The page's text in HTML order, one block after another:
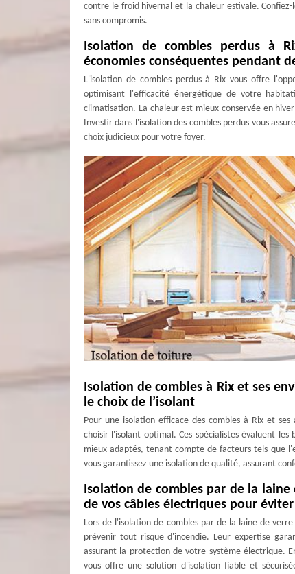
contre le froid hivernal et la chaleur estivale.
sans compromis.
Isolation de combles perdus à
économies conséquentes pendant
L'isolation de combles perdus à Rix vous offre
optimisant l'efficacité énergétique de votre
climatisation. La chaleur est mieux conservée en
Investir dans l'isolation des combles perdus vous
choix judicieux pour votre foyer.
Isolation de combles à Rix et ses
le choix de l’isolant
Pour une isolation efficace des combles à Rix et
choisir l'isolant optimal. Ces spécialistes évaluent
mieux adaptés, tenant compte de facteurs tels que
vous garantissez une isolation de qualité, assurant
Isolation de combles par de la
de vos câbles électriques pour
Lors de l'isolation de combles par de la laine de
prévenir tout risque d'incendie. Leur expertise
assurant la protection de votre système électrique.
vous offre une solution d'isolation fiable et